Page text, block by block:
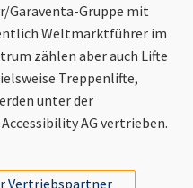
Garaventa-Gruppe mit
Weltmarktführer im
zählen aber auch Lifte
Treppenlifte,
unter der
AG vertrieben.
Vertriebspartner